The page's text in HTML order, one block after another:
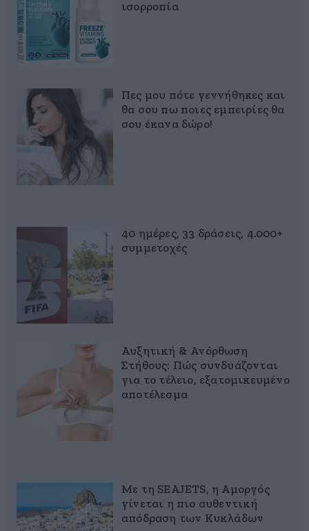
ισορροπία
Πες μου πότε γεννήθηκες και
θα σου πω ποιες εμπειρίες θα
σου έκανα δώρο!
40 ημέρες, 33 δράσεις, 4.000+
συμμετοχές
Αυξητική & Ανόρθωση
Στήθους: Πώς συνδυάζονται
για το τέλειο, εξατομικευμένο
αποτέλεσμα
Με τη SEAJETS, η Αμοργός
γίνεται η πιο αυθεντική
απόδραση των Κυκλάδων